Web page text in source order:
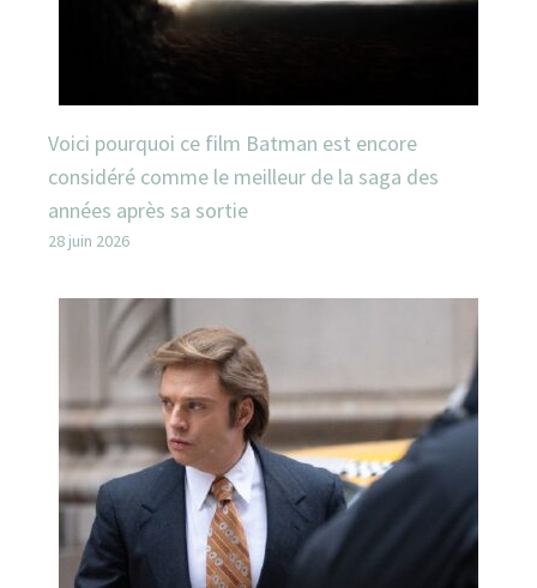
Voici pourquoi ce film Batman est encore
considéré comme le meilleur de la saga des
années après sa sortie
28 juin 2026